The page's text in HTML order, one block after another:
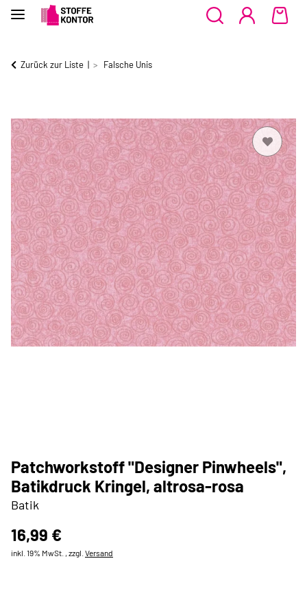
Zurück zur Liste Falsche Unis
Patchworkstoff "Designer Pinwheels",
Batikdruck Kringel, altrosa-rosa
Batik
16,99 €
inkl. 19% MwSt. , zzgl. Versand